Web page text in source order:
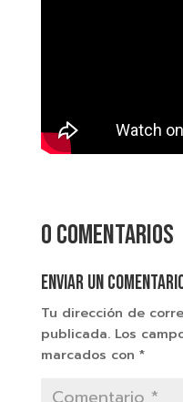
0 comentarios
Enviar un
Tu dirección de
publicada. Los
marcados con *